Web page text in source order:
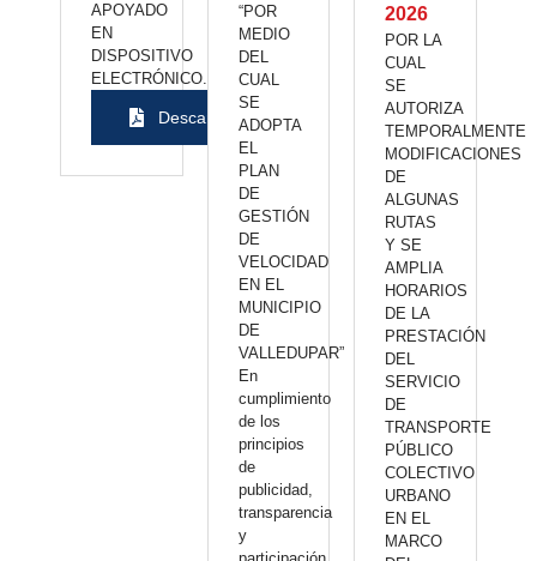
APOYADO
EN
DISPOSITIVO
ELECTRÓNICO.
Descargar
“POR
MEDIO
DEL
CUAL
SE
ADOPTA
EL
PLAN
DE
GESTIÓN
DE
VELOCIDAD
EN EL
MUNICIPIO
DE
VALLEDUPAR”
En
cumplimiento
de los
principios
de
publicidad,
transparencia
y
2026
POR LA
CUAL
SE
AUTORIZA
TEMPORALMENTE
MODIFICACIONES
DE
ALGUNAS
RUTAS
Y SE
AMPLIA
HORARIOS
DE LA
PRESTACIÓN
DEL
SERVICIO
DE
TRANSPORTE
PÚBLICO
COLECTIVO
URBANO
EN EL
MARCO